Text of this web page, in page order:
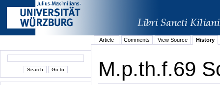
Article Comments View Source History
M.p.th.f.69